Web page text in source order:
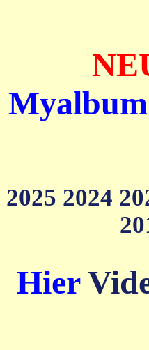
2025 2024
Hier